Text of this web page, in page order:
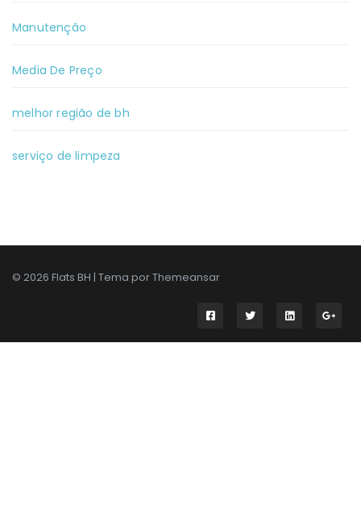
Manutenção
Media De Preço
melhor região de bh
serviço de limpeza
© 2026 Flats BH | Tema porThemeansar